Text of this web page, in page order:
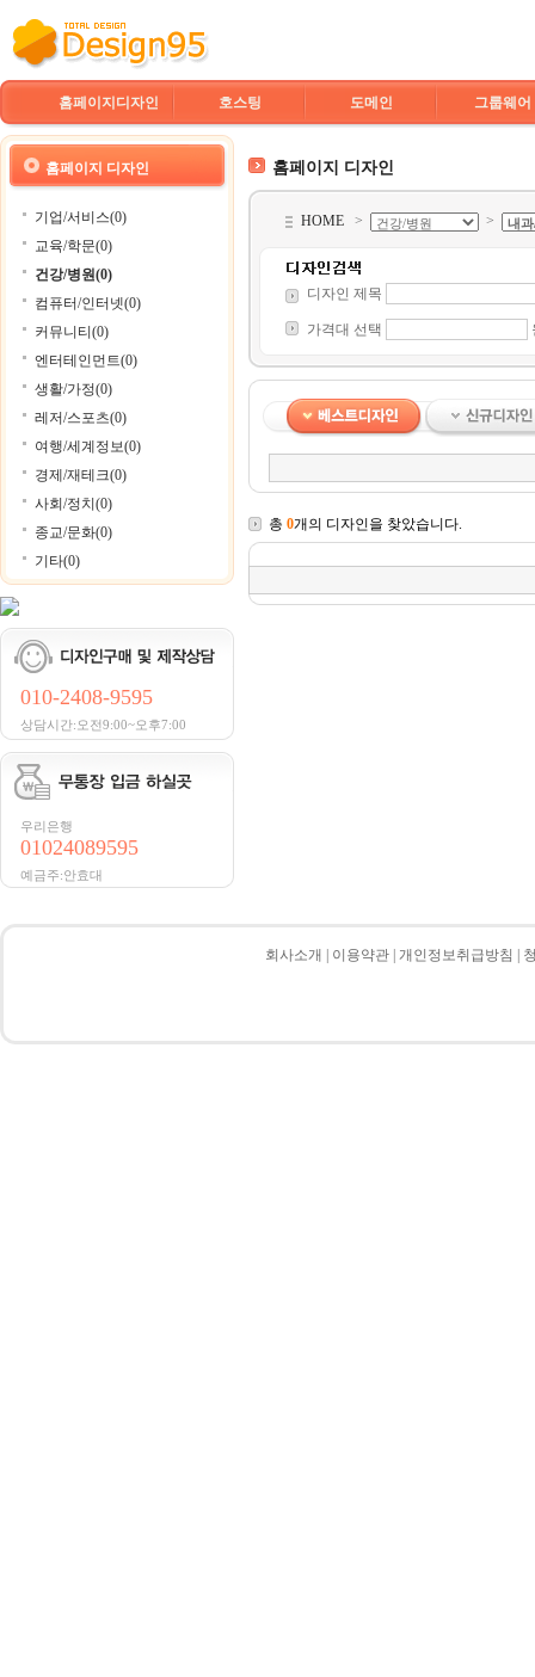
홈페이지디자인 호스팅 도메인 그룹웨어
홈페이지 디자인
기업/서비스(0)
교육/학문(0)
건강/병원(0)
컴퓨터/인터넷(0)
커뮤니티(0)
엔터테인먼트(0)
생활/가정(0)
레저/스포츠(0)
여행/세계정보(0)
경제/재테크(0)
사회/정치(0)
종교/문화(0)
기타(0)
010-2408-9595
상담시간:오전9:00~오후7:00
우리은행
01024089595
예금주:안효대
홈페이지 디자인
HOME > >
디자인 제목
가격대 선택
총 0개의 디자인을 찾았습니다.
회사소개 이용약관 개인정보취급방침